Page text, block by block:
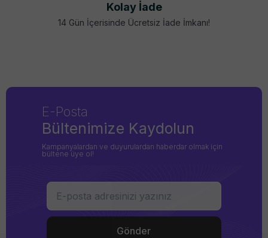
Kolay İade
14 Gün İçerisinde Ücretsiz İade İmkanı!
E-Posta
Bültenimize Kaydolun
Kampanyalardan ve duyurulardan haberdar olmak için
bültene üye ol!